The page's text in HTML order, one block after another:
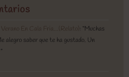
En Cala Fria…(Relato) : “Muchas
alegro saber que te ha gustado. Un
”